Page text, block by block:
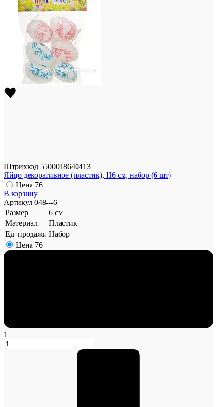
Штрихкод 5500018640413
Яйцо декоративное (пластик), Н6 см, набор (6 шт)
Цена 76
В корзину
Артикул 048---6
Размер
6 см
Материал
Пластик
Ед. продажи Набор
Цена 76
1